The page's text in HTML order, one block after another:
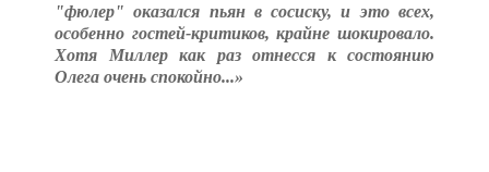
"фюлер" оказался пьян в сосиску, и это всех,
особенно гостей-критиков, крайне шокировало.
Хотя Миллер как раз отнесся к состоянию
Олега очень спокойно...»